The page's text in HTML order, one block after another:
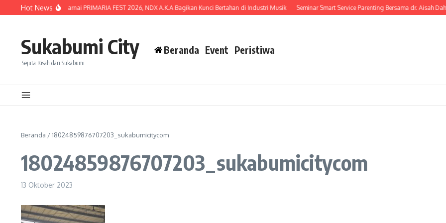
Lewati ke konten
Hot News
Lautan Penonton Warnai PRIMARIA FEST 2026, NDX A.K.A Bagikan Kunci Bertahan di Industri Musik Seminar Smart Service Parenting Bersama dr. Aisah
Sukabumi City
Sejuta Kisah dari Sukabumi
Beranda Event Peristiwa
Beranda /18024859876707203_sukabumicitycom
18024859876707203_sukabumicitycom
13 Oktober 2023